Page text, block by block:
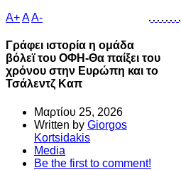
A+AA-
Γράφει ιστορία η ομάδα
βόλεϊ του ΟΦΗ-Θα παίξει του
χρόνου στην Ευρώπη και το
Τσάλεντζ Καπ
Μαρτίου 25, 2026
Written by Giorgos
Kortsidakis
Media
Be the first to comment!